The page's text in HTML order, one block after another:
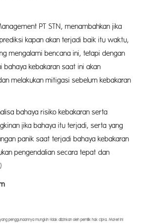
PT STN, menambahkan jika
kapan akan terjadi baik itu waktu,
mengalami bencana ini, tetapi dengan
bahaya kebakaran saat ini akan
melakukan mitigasi sebelum kebakaran
bahaya risiko kebakaran serta
jika bahaya itu terjadi, serta yang
panik saat terjadi bahaya kebakaran
pengendalian secara tepat dan
penggunaannya mungkin tidak diizinkan oleh pemilik hak cipta. Materi ini